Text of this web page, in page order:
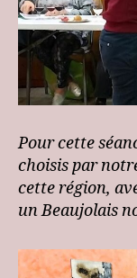
Pour cette
choisis par
cette région,
un Beaujolais